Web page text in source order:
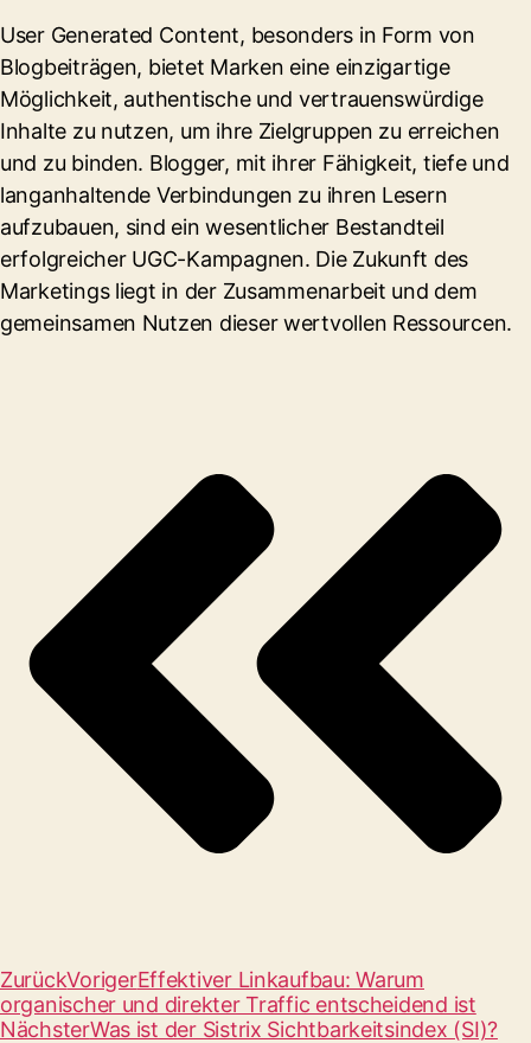
User Generated Content, besonders in Form von
Blogbeiträgen, bietet Marken eine einzigartige
Möglichkeit, authentische und vertrauenswürdige
Inhalte zu nutzen, um ihre Zielgruppen zu erreichen
und zu binden. Blogger, mit ihrer Fähigkeit, tiefe und
langanhaltende Verbindungen zu ihren Lesern
aufzubauen, sind ein wesentlicher Bestandteil
erfolgreicher UGC-Kampagnen. Die Zukunft des
Marketings liegt in der Zusammenarbeit und dem
gemeinsamen Nutzen dieser wertvollen Ressourcen.
ZurückVorigerEffektiver Linkaufbau: Warum
organischer und direkter Traffic entscheidend ist
NächsterWas ist der Sistrix Sichtbarkeitsindex (SI)?